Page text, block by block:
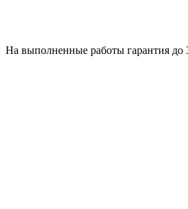
На выполненные работы гарантия до